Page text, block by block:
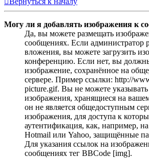
Могу ли я добавлять изображения к
Да, вы можете размещать
сообщениях. Если администратор
вложения, вы можете загрузить
конференцию. Если нет, вы
изображение, сохранённое на
сервере. Пример ссылки: http://
picture.gif. Вы не можете
изображения, хранящиеся на
он не является общедоступным
изображения, для доступа к
аутентификация, как, например,
Hotmail или Yahoo, защищённые
Для указания ссылок на
сообщениях тег BBCode [img].